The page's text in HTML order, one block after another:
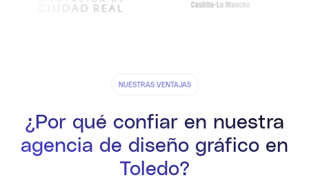
NUESTRAS VENTAJAS
¿Por qué confiar en nuestra
agencia de diseño gráfico en
Toledo?